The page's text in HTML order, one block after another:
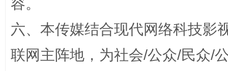
容。
六、本传媒结合现代网络科技影
联网主阵地，为社会/公众/民众/